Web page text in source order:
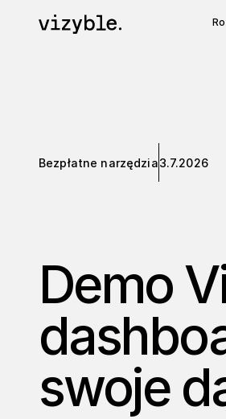
Bezpłatne narzędzia3.7.2026
Demo
swoje